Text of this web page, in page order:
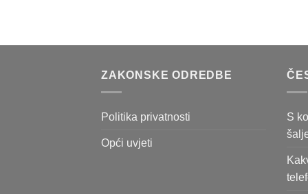
ZAKONSKE ODREDBE
Politika privatnosti
Opći uvjeti
S